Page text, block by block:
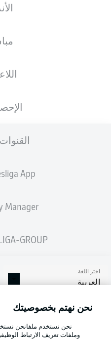
App
Manager
GROUP
اختر اللغة
العربية
تسجيل
نحن نهتم بخصوصيتك
نحن نستخدم ملفانحن
وملفات تعريف الارتباط